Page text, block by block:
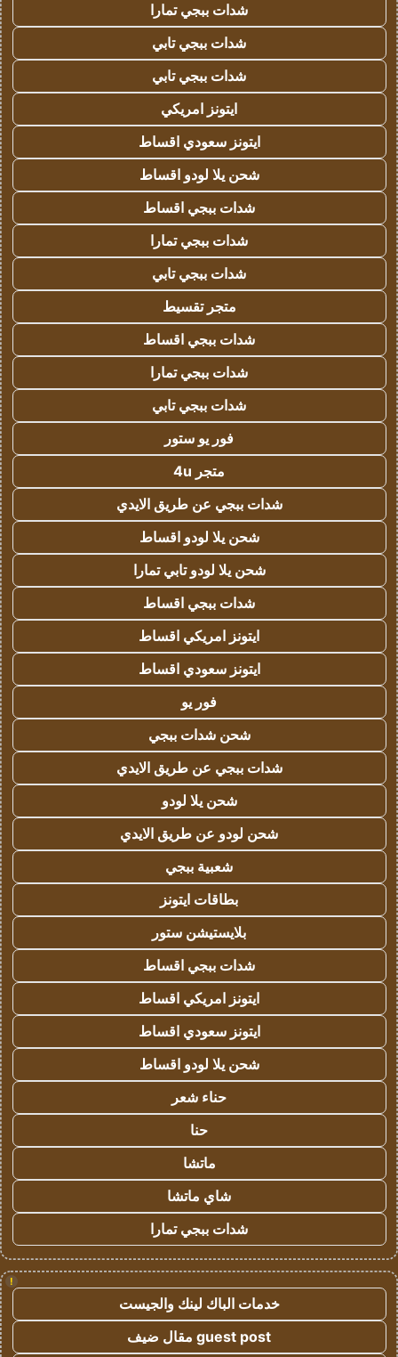
شدات ببجي تمارا
شدات ببجي تابي
شدات ببجي تابي
ايتونز امريكي
ايتونز سعودي اقساط
شحن يلا لودو اقساط
شدات ببجي اقساط
شدات ببجي تمارا
شدات ببجي تابي
متجر تقسيط
شدات ببجي اقساط
شدات ببجي تمارا
شدات ببجي تابي
فور يو ستور
متجر 4u
شدات ببجي عن طريق الايدي
شحن يلا لودو اقساط
شحن يلا لودو تابي تمارا
شدات ببجي اقساط
ايتونز امريكي اقساط
ايتونز سعودي اقساط
فور يو
شحن شدات ببجي
شدات ببجي عن طريق الايدي
شحن يلا لودو
شحن لودو عن طريق الايدي
شعبية ببجي
بطاقات ايتونز
بلايستيشن ستور
شدات ببجي اقساط
ايتونز امريكي اقساط
ايتونز سعودي اقساط
شحن يلا لودو اقساط
حناء شعر
حنا
ماتشا
شاي ماتشا
شدات ببجي تمارا
!
خدمات الباك لينك والجيست
guest post مقال ضيف